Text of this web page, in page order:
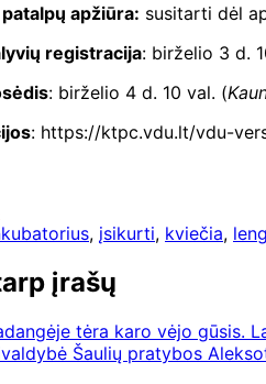
apžiūra: susitarti dėl
registracija: birželio 3 d.
: birželio 4 d. 10 val. (
: https://ktpc.vdu.lt/vdu-
, įsikurti, kviečia,
įrašų
tėra karo vėjo gūsis.
Šaulių pratybos